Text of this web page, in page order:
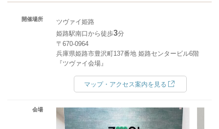
開催場所
ツヴァイ姫路
姫路駅南口から徒歩3分
〒670-0964
兵庫県姫路市豊沢町137番地 姫路センタービル6階
『ツヴァイ会場』
マップ・アクセス案内を見る
会場